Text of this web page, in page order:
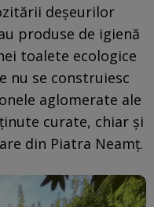
deșeurilor
produse de igienă
toalete ecologice
nu se construiesc
aglomerate ale
curate, chiar și
din Piatra Neamț.